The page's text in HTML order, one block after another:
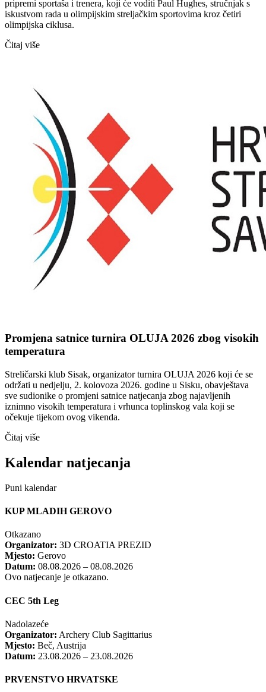
pripremi sportaša i trenera, koji će voditi Paul Hughes, stručnjak s
iskustvom rada u olimpijskim streljačkim sportovima kroz četiri
olimpijska ciklusa.
Čitaj više
Promjena satnice turnira OLUJA 2026 zbog visokih
temperatura
Streličarski klub Sisak, organizator turnira OLUJA 2026 koji će se
održati u nedjelju, 2. kolovoza 2026. godine u Sisku, obavještava
sve sudionike o promjeni satnice natjecanja zbog najavljenih
iznimno visokih temperatura i vrhunca toplinskog vala koji se
očekuje tijekom ovog vikenda.
Čitaj više
Kalendar natjecanja
Puni kalendar
KUP MLADIH GEROVO
Otkazano
Organizator: 3D CROATIA PREZID
Mjesto: Gerovo
Datum: 08.08.2026 – 08.08.2026
Ovo natjecanje je otkazano.
CEC 5th Leg
Nadolazeće
Organizator: Archery Club Sagittarius
Mjesto: Beč, Austrija
Datum: 23.08.2026 – 23.08.2026
PRVENSTVO HRVATSKE